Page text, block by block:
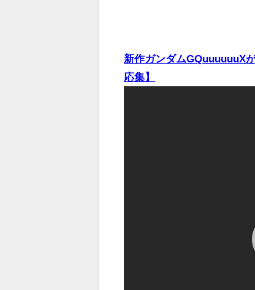
新作ガンダムGQuuuuuuX
応集】